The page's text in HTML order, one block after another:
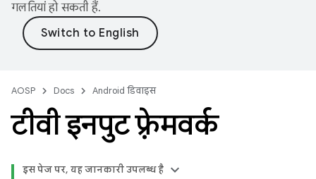
गलतियां हो सकती हैं.
AOSP Docs Android डिवाइस
टीवी इनपुट फ़्रेमवर्क
इस पेज पर, यह जानकारी उपलब्ध है